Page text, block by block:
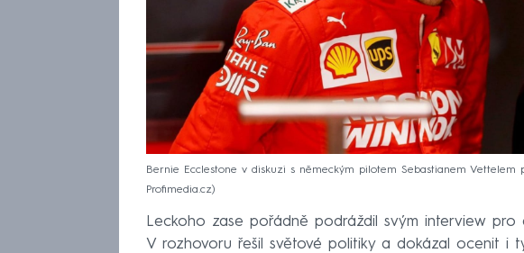
Bernie Ecclestone v diskuzi s německým pilotem Sebastianem Vettelem
Profimedia.cz
Leckoho zase pořádně podráždil svým interview pro
V rozhovoru řešil světové politiky a dokázal ocenit i